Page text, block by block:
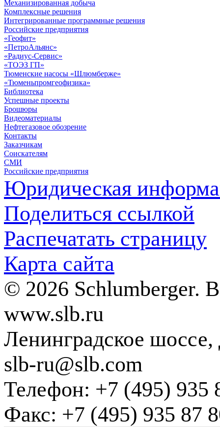
Механизированная добыча
Комплексные решения
Интегрированные программные решения
Российские предприятия
«Геофит»
«ПетроАльянс»
«Радиус-Сервис»
«ТОЭЗ ГП»
Тюменские насосы «Шлюмберже»
«Тюменьпромгеофизика»
Библиотека
Успешные проекты
Брошюры
Видеоматериалы
Нефтегазовое обозрение
Контакты
Заказчикам
Соискателям
СМИ
Российские предприятия
Юридическая
Поделиться ссылкой
Распечатать страницу
Карта сайта
© 2026 Schlumberger.
www.slb.ru
Ленинградское
slb-ru@slb.com
Телефон: +7 (495) 935
Факс: +7 (495) 935 87